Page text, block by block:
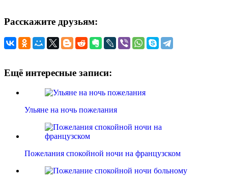
Расскажите друзьям:
Ещё интересные записи:
Ульяне на ночь пожелания
Пожелания спокойной ночи на французском